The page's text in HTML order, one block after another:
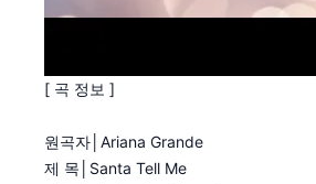
[ 곡 정보 ]
원곡자│Ariana Grande
제 목│Santa Tell Me